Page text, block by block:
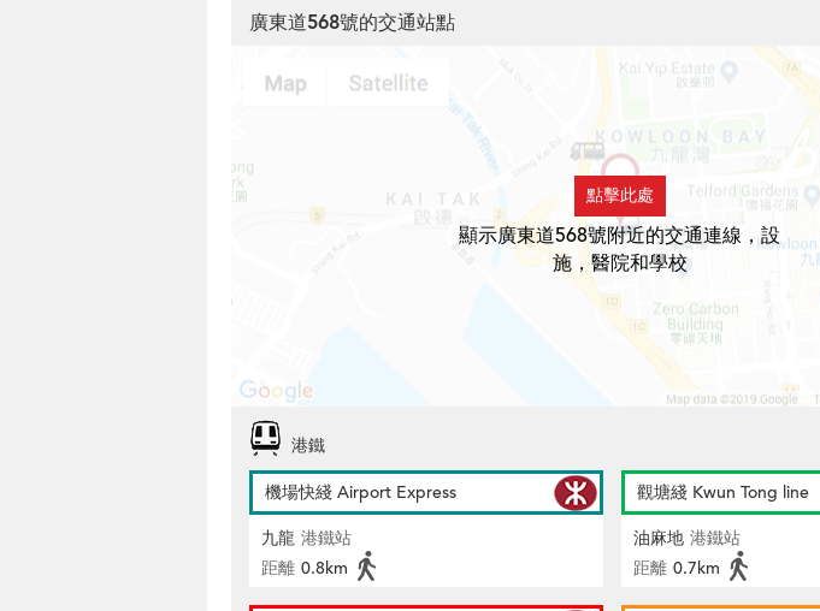
廣東道568號的交通站點
點擊此處
顯示廣東道568號附近的交通連線，設
施，醫院和學校
港鐵
機場快綫 Airport Express
九龍 港鐵站
距離 0.8km
觀塘綫 Kwun Tong line
油麻地 港鐵站
距離 0.7km